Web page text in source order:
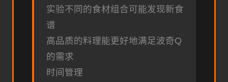
实验不同的食材组合可能发现新食
谱
高品质的料理能更好地满足波奇Q
的需求
时间管理